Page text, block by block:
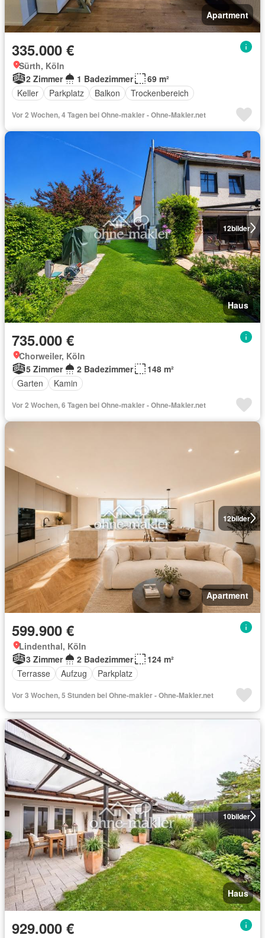
Apartment
335.000 €
Sürth, Köln
2 Zimmer
1 Badezimmer
69 m²
Keller
Parkplatz Balkon Trockenbereich
Vor 2 Wochen, 4 Tagen bei Ohne-makler - Ohne-Makler.net
12bilder
Haus
735.000 €
Chorweiler, Köln
5 Zimmer
2 Badezimmer
148 m²
Garten
Kamin
Vor 2 Wochen, 6 Tagen bei Ohne-makler - Ohne-Makler.net
12bilder
Apartment
599.900 €
Lindenthal, Köln
3 Zimmer
2 Badezimmer
124 m²
Terrasse
Aufzug Parkplatz
Vor 3 Wochen, 5 Stunden bei Ohne-makler - Ohne-Makler.net
10bilder
Haus
929.000 €